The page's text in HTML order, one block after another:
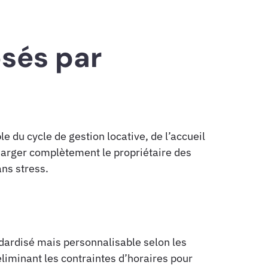
par
du cycle de gestion locative, de l’accueil
complètement le propriétaire des
stress.
mais personnalisable selon les
les contraintes d’horaires pour